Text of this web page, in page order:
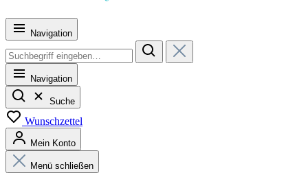
Navigation
Navigation
Suche
Wunschzettel
Mein Konto
Menü schließen